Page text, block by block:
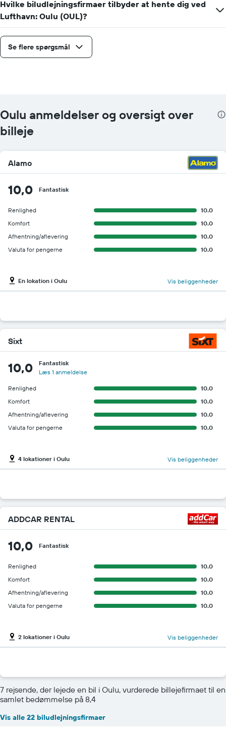
Hvilke biludlejningsfirmaer tilbyder at hente dig ved
Lufthavn: Oulu (OUL)?
Se flere spørgsmål
Oulu anmeldelser og oversigt over
billeje
Alamo
10,0 Fantastisk
Renlighed
10.0
Komfort
10.0
Afhentning/aflevering
10.0
Valuta for pengerne
10.0
En lokation i Oulu Vis beliggenheder
Sixt
10,0
Fantastisk
Læs 1 anmeldelse
Renlighed
10.0
Komfort
10.0
Afhentning/aflevering
10.0
Valuta for pengerne
10.0
4 lokationer i Oulu Vis beliggenheder
ADDCAR RENTAL
10,0 Fantastisk
Renlighed
10.0
Komfort
10.0
Afhentning/aflevering
10.0
Valuta for pengerne
10.0
2 lokationer i Oulu Vis beliggenheder
7 rejsende, der lejede en bil i Oulu, vurderede billejefirmaet til en
samlet bedømmelse på 8,4
Vis alle 22 biludlejningsfirmaer